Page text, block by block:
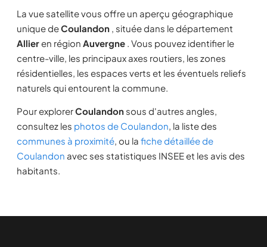
La vue satellite vous offre un aperçu géographique
unique deCoulandon , située dans le département
Allieren région Auvergne . Vous pouvez identifier le
centre-ville, les principaux axes routiers, les zones
résidentielles, les espaces verts et les éventuels reliefs
naturels qui entourent la commune.
Pour explorerCoulandon sous d'autres angles,
consultez les photos de Coulandon, la liste des
communes à proximité, ou la fiche détaillée de
Coulandon avec ses statistiques INSEE et les avis des
habitants.